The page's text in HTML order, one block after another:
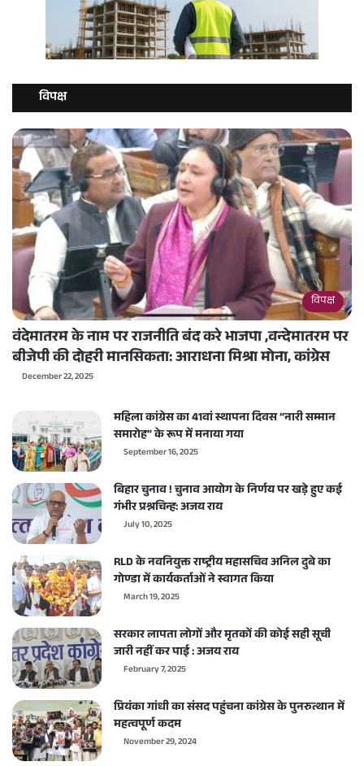
विपक्ष
विपक्ष
वंदेमातरम के नाम पर राजनीति बंद करे भाजपा ,वन्देमातरम पर
बीजेपी की दोहरी मानसिकता: आराधना मिश्रा मोना, कांग्रेस
December 22, 2025
महिला कांग्रेस का 41वां स्थापना दिवस “नारी सम्मान
समारोह” के रूप में मनाया गया
September 16, 2025
बिहार चुनाव ! चुनाव आयोग के निर्णय पर खड़े हुए कई
गंभीर प्रश्नचिन्ह: अजय राय
July 10, 2025
RLD के नवनियुक्त राष्ट्रीय महासचिव अनिल दुबे का
गोण्डा में कार्यकर्ताओं ने स्वागत किया
March 19, 2025
सरकार लापता लोगों और मृतकों की कोई सही सूची
जारी नहीं कर पाई : अजय राय
February 7, 2025
प्रियंका गांधी का संसद पहुंचना कांग्रेस के पुनरुत्थान में
महत्वपूर्ण कदम
November 29, 2024